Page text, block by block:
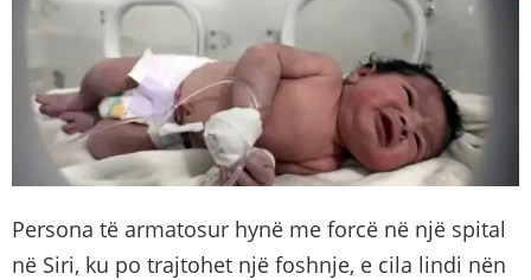
Persona të armatosur hynë me forcë në një spital
në Siri, ku po trajtohet një foshnje, e cila lindi nën